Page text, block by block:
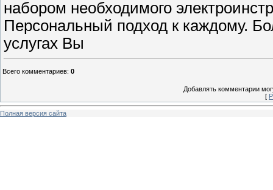
набором необходимого
Персональный подход к каждому.
услугах Вы
Всего комментариев: 0
Добавлять комментарии
[
Полная версия сайта